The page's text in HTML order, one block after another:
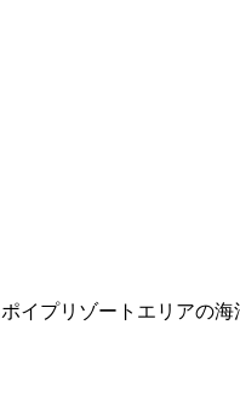
イプリゾートエリアの海